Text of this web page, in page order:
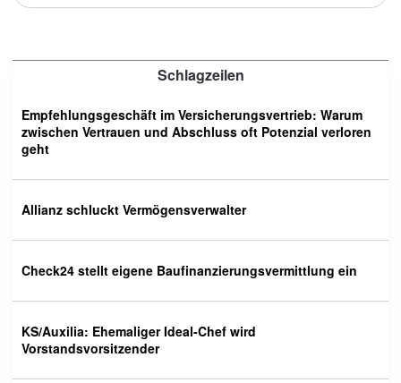
Schlagzeilen
Empfehlungsgeschäft im Versicherungsvertrieb: Warum
zwischen Vertrauen und Abschluss oft Potenzial verloren
geht
Allianz schluckt Vermögensverwalter
Check24 stellt eigene Baufinanzierungsvermittlung ein
KS/Auxilia: Ehemaliger Ideal-Chef wird
Vorstandsvorsitzender